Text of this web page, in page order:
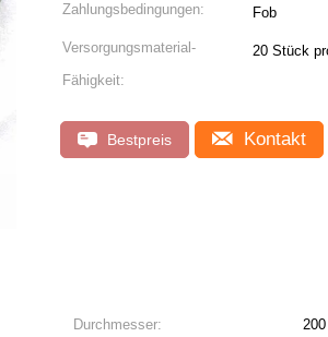
Zahlungsbedingungen: Fob
Versorgungsmaterial-
Fähigkeit:
20 Stück
Bestpreis Kontakt
Durchmesser: